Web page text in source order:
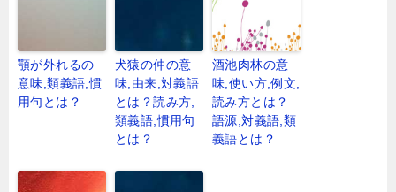
顎が外れるの
意味,類義語,慣
用句とは？
犬猿の仲の意
味,由来,対義語
とは？読み方,
類義語,慣用句
とは？
酒池肉林の意
味,使い方,例文,
読み方とは？
語源,対義語,類
義語とは？